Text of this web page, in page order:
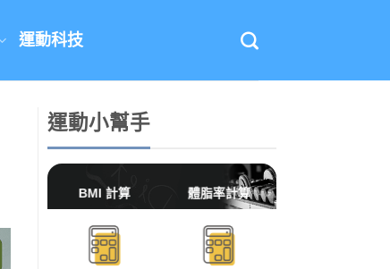
運動科技
運動小幫手
BMI 計算 體脂率計算